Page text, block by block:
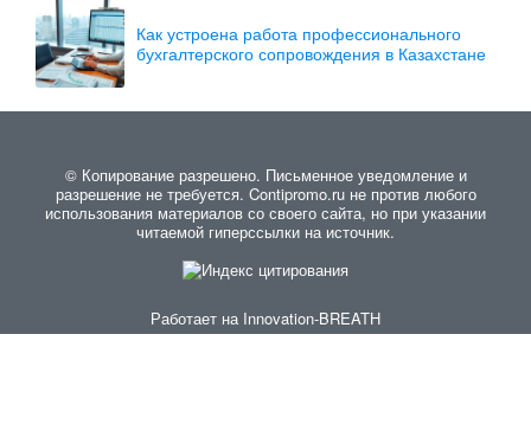
Как устроена работа профессионального
бухгалтерского сопровождения в Казахстане
© Копирование разрешено. Письменное уведомление и
разрешение не требуется. Contipromo.ru не против любого
использования материалов со своего сайта, но при указании
читаемой гиперссылки на источник.
Работает на Innovation-BREATH